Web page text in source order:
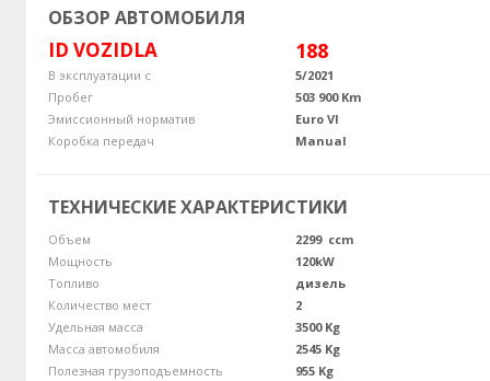
ОБЗОР АВТОМОБИЛЯ
ID VOZIDLA 188
В эксплуатации с
5/2021
Пробег
503 900 Km
Эмиссионный норматив
Euro VI
Коробка передач
Manual
ТЕХНИЧЕСКИЕ ХАРАКТЕРИСТИКИ
Объем
2299 ccm
Мощность
120kW
Топливо
дизель
Количество мест
2
Удельная масса
3500 Kg
Масса автомобиля
2545 Kg
Полезная грузоподъемность
955 Kg